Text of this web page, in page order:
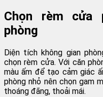
Chọn rèm cửa
phòng
Diện tích không gian
chọn rèm cửa. Với căn
màu ấm để tạo cảm giác
phòng nhỏ nên chọn gam
thoáng đãng, thoải mái.